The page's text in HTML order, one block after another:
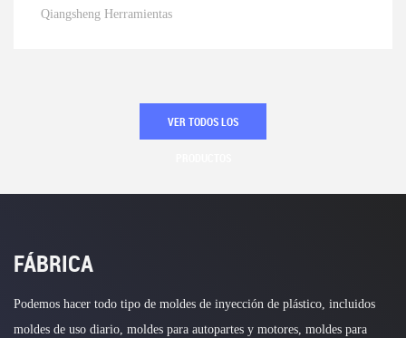
Qiangsheng Herramientas
VER TODOS LOS
FÁBRICA
Podemos hacer todo tipo de moldes de inyección de plástico, incluidos
moldes de uso diario, moldes para autopartes y motores, moldes para